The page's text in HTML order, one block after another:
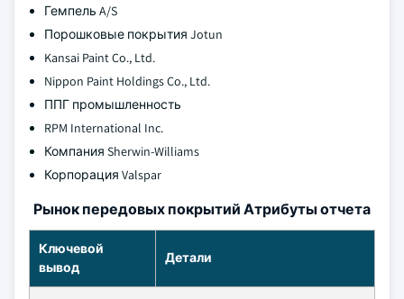
Гемпель A/S
Порошковые покрытия Jotun
Kansai Paint Co., Ltd.
Nippon Paint Holdings Co., Ltd.
ППГ промышленность
RPM International Inc.
Компания Sherwin-Williams
Корпорация Valspar
Рынок передовых покрытий Атрибуты отчета
Ключевой
вывод
Детали